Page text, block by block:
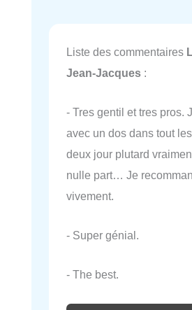
Liste des commentaires
Jean-Jacques :
- Tres gentil et tres pros.
avec un dos dans tout
deux jour plutard
nulle part… Je
vivement.
- Super génial.
- The best.